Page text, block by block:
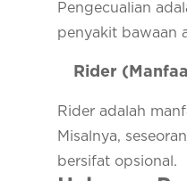
Pengecualian
penyakit bawaan
Rider
Rider adalah
Misalnya,
bersifat opsional.